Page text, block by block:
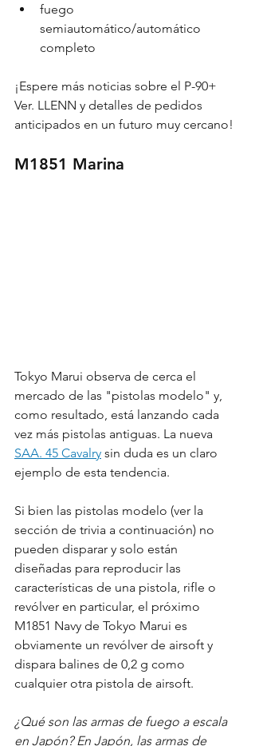
fuego
semiautomático/automático
completo
¡Espere más noticias sobre el P-90+
Ver. LLENN y detalles de pedidos
anticipados en un futuro muy cercano!
M1851 Marina
Tokyo Marui observa de cerca el
mercado de las "pistolas modelo" y,
como resultado, está lanzando cada
vez más pistolas antiguas. La nueva
SAA. 45 Cavalry sin duda es un claro
ejemplo de esta tendencia.
Si bien las pistolas modelo (ver la
sección de trivia a continuación) no
pueden disparar y solo están
diseñadas para reproducir las
características de una pistola, rifle o
revólver en particular, el próximo
M1851 Navy de Tokyo Marui es
obviamente un revólver de airsoft y
dispara balines de 0,2 g como
cualquier otra pistola de airsoft.
¿Qué son las armas de fuego a escala
en Japón? En Japón, las armas de